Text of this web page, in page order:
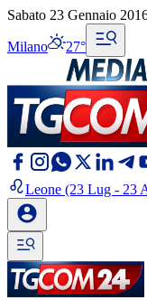
Sabato 23 Gennaio
Milano 27°
Leone (23 Lug - 23